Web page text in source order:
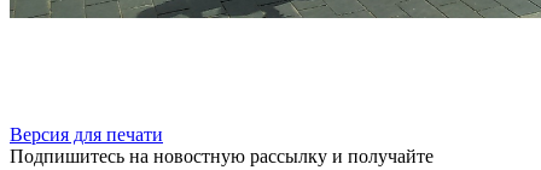
Версия для печати
Подпишитесь на новостную рассылку и получайте